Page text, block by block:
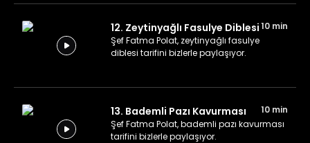
12. Zeytinyağlı Fasulye Diblesi10 min
Şef Fatma Polat, zeytinyağlı fasulye
diblesi tarifini bizlerle paylaşıyor.
13. Bademli Pazı Kavurması
10 min
Şef Fatma Polat, bademli pazı kavurması
tarifini bizlerle paylaşıyor.